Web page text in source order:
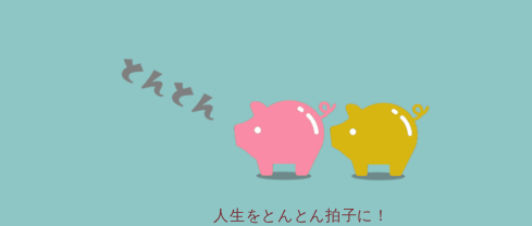
人生をとんとん拍子に！